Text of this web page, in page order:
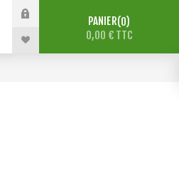
PANIER 0
0,00 € TTC